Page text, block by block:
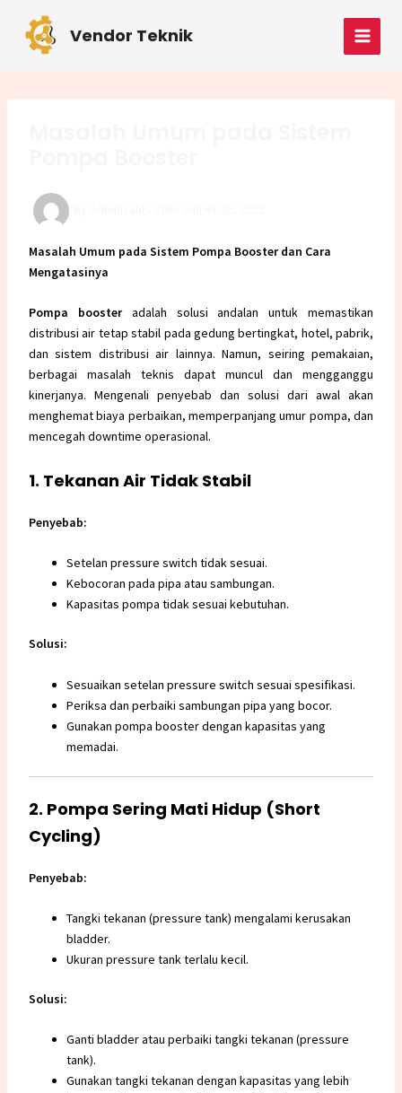
content
Vendor Teknik
MAIN
Masalah Umum pada Sistem Pompa Booster dan Cara
Mengatasinya
Pompa boosteradalah solusi andalan untuk memastikan
distribusi air tetap stabil pada gedung bertingkat, hotel, pabrik,
dan sistem distribusi air lainnya. Namun, seiring pemakaian,
berbagai masalah teknis dapat muncul dan mengganggu
kinerjanya. Mengenali penyebab dan solusi dari awal akan
menghemat biaya perbaikan, memperpanjang umur pompa, dan
mencegah downtime operasional.
1. Tekanan Air Tidak Stabil
Penyebab:
Setelan pressure switch tidak sesuai.
Kebocoran pada pipa atau sambungan.
Kapasitas pompa tidak sesuai kebutuhan.
Solusi:
Sesuaikan setelan pressure switch sesuai spesifikasi.
Periksa dan perbaiki sambungan pipa yang bocor.
Gunakan pompa boosterdengan kapasitas yang
memadai.
2. Pompa Sering Mati Hidup (Short
Cycling)
Penyebab:
Tangki tekanan (pressure tank) mengalami kerusakan
bladder.
Ukuran pressure tank terlalu kecil.
Solusi:
Ganti bladder atau perbaiki tangki tekanan (pressure
tank).
Gunakan tangki tekanan dengan kapasitas yang lebih
navigation